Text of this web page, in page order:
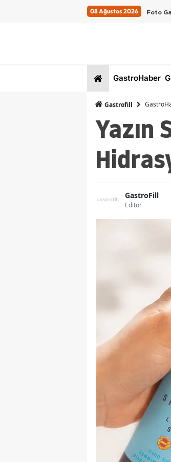
08 Ağustos 2026 Foto
GastroHaber
Gastrofill
Yazın
GastroFill
Editör